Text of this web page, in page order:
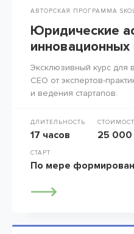
АВТОРСКАЯ ПРОГРАММА
Юридические
инновационных
Эксклюзивный курс для
СЕО от экспертов-
и ведения стартапов.
ДЛИТЕЛЬНОСТЬ
17 часов 25 000
СТАРТ
По мере